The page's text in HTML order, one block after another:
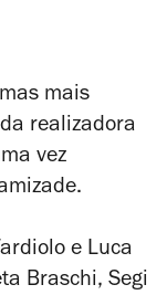
mais
realizadora
vez
e Luca
Braschi, Segi